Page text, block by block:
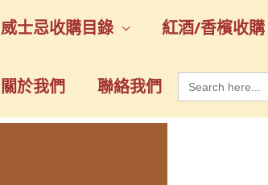
威士忌收購目錄 紅酒/香檳收購
關於我們 聯絡我們 Search
for: